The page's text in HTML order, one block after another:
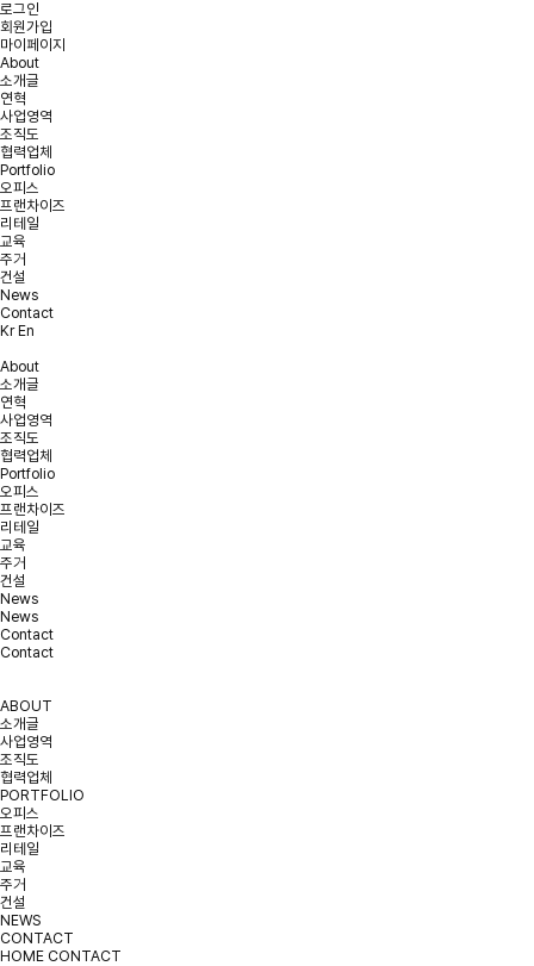
로그인
회원가입
마이페이지
About
소개글
연혁
사업영역
조직도
협력업체
Portfolio
오피스
프랜차이즈
리테일
교육
주거
건설
News
Contact
Kr En
About
소개글
연혁
사업영역
조직도
협력업체
Portfolio
오피스
프랜차이즈
리테일
교육
주거
건설
News
News
Contact
Contact
ABOUT
소개글
사업영역
조직도
협력업체
PORTFOLIO
오피스
프랜차이즈
리테일
교육
주거
건설
NEWS
CONTACT
HOME CONTACT